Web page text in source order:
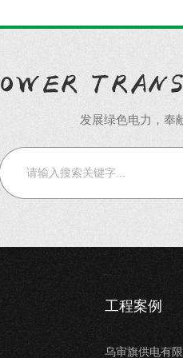
发展绿色电力，奉
工程案例
乌审旗供电有